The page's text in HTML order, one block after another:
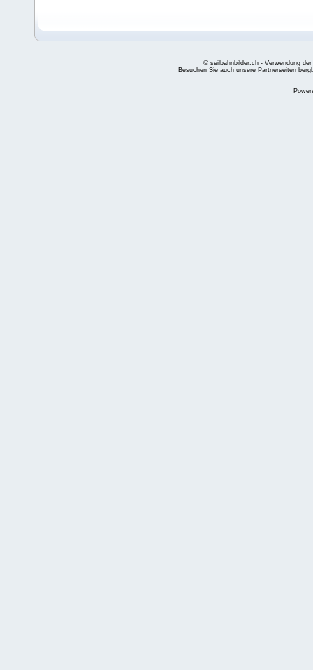
© seilbahnbilder.ch - Verwendung
Besuchen Sie auch unsere Partnerseiten